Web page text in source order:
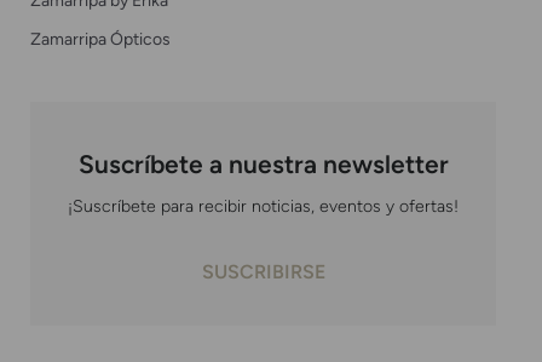
Zamarripa Ópticos
Suscríbete a nuestra newsletter
¡Suscríbete para recibir noticias, eventos y ofertas!
SUSCRIBIRSE